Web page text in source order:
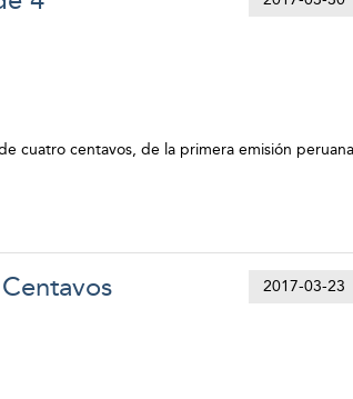
cuatro centavos, de la primera emisión
2017-03-23